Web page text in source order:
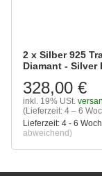
2 x Silber 925
Diamant - Silver
328,00 €
inkl. 19% USt.
(Lieferzeit: 4 – 6
Lieferzeit: 4 - 6
abweichend)